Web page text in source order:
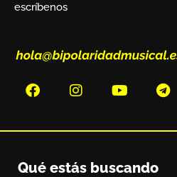
escríbenos
Qué estás buscando